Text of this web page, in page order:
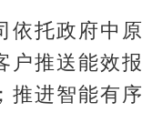
依托政府中
户推送能效
推进智能有